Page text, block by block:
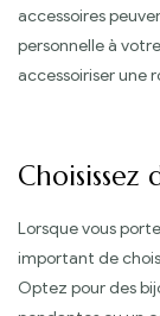
accessoires
personnelle à
accessoiriser une
Choisissez
Lorsque vous
important de
Optez pour des